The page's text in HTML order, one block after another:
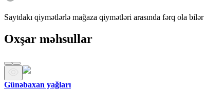
Saytdakı qiymətlərlə mağaza qiymətləri arasında fərq ola bilər
Oxşar məhsullar
Günəbaxan yağları